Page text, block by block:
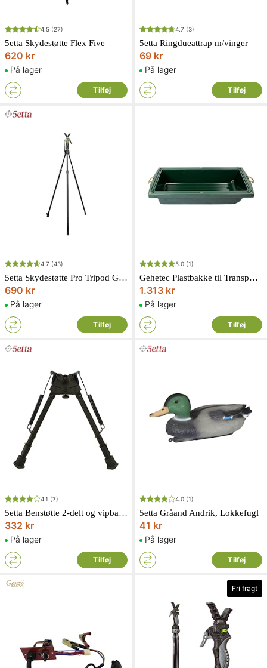
4.5 (27)
5etta Skydestøtte Flex Five
620 kr
På lager
Tilføj
4.7 (3)
5etta Ringdueattrap m/vinger
69 kr
På lager
Tilføj
4.7 (43)
5etta Skydestøtte Pro Tripod Gen 5
690 kr
På lager
Tilføj
5.0 (1)
Gehetec Plastbakke til Transportkurv model Maxi
1.313 kr
På lager
Tilføj
4.1 (7)
5etta Benstøtte 2-delt og vipbar 23-33 cm
332 kr
På lager
Tilføj
4.0 (1)
5etta Gråand Andrik, Lokkefugl
41 kr
På lager
Tilføj
Fri fragt